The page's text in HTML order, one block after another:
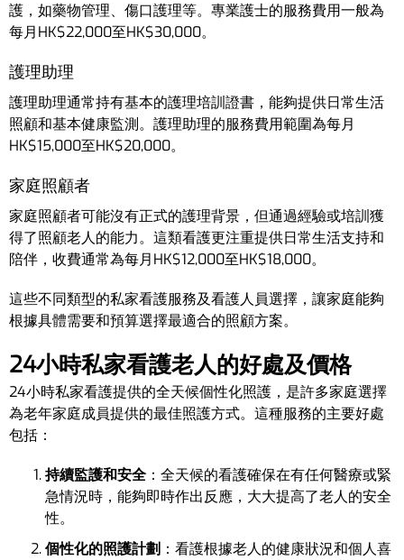
護，如藥物管理、傷口護理等。專業護士的服務費用一般為
每月HK$22,000至HK$30,000。
護理助理
護理助理通常持有基本的護理培訓證書，能夠提供日常生活
照顧和基本健康監測。護理助理的服務費用範圍為每月
HK$15,000至HK$20,000。
家庭照顧者
家庭照顧者可能沒有正式的護理背景，但通過經驗或培訓獲
得了照顧老人的能力。這類看護更注重提供日常生活支持和
陪伴，收費通常為每月HK$12,000至HK$18,000。
這些不同類型的私家看護服務及看護人員選擇，讓家庭能夠
根據具體需要和預算選擇最適合的照顧方案。
24小時私家看護老人的好處及價格
24小時私家看護提供的全天候個性化照護，是許多家庭選擇
為老年家庭成員提供的最佳照護方式。這種服務的主要好處
包括：
持續監護和安全 ：全天候的看護確保在有任何醫療或緊
急情況時，能夠即時作出反應，大大提高了老人的安全
性。
個性化的照護計劃 ：看護根據老人的健康狀況和個人喜